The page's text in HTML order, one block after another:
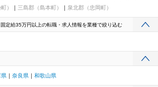
）
三島郡（島本町） 泉北郡（忠岡町）
定給35万円以上の転職・求人情報を業種で絞り込む
県 奈良県 和歌山県